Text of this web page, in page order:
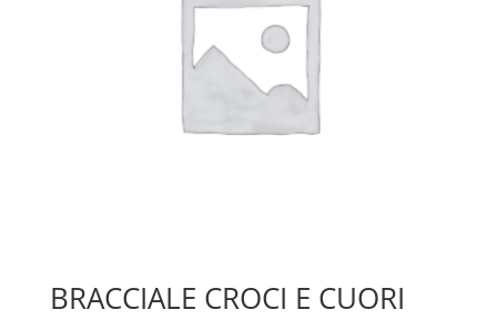
BRACCIALE CROCI E CUORI